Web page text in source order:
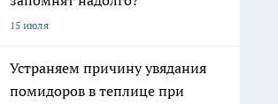
15 июля
Устраняем причину увядания
помидоров в теплице при